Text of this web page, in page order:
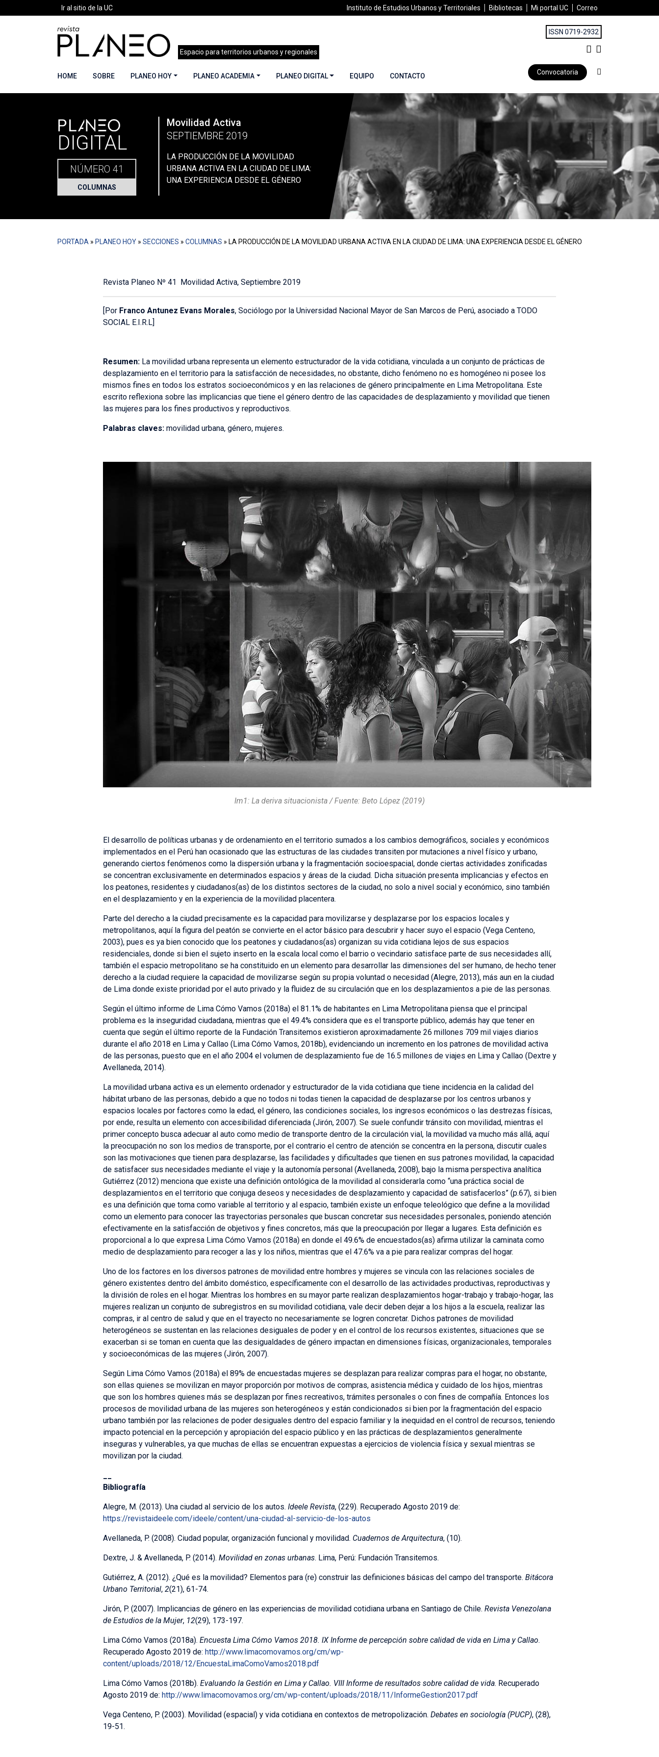
Ir al sitio de la UC Instituto de Estudios Urbanos y Territoriales Bibliotecas Mi portal UC Correo
Espacio para territorios urbanos y regionales
ISSN 0719-2932
HOME SOBRE PLANEO HOY PLANEO ACADEMIA PLANEO DIGITAL EQUIPO CONTACTO Convocatoria
Portada» Planeo Hoy Secciones»Columnas»LA PRODUCCIÓN DE LA MOVILIDAD URBANA ACTIVA EN LA CIUDAD DE LIMA: UNA EXPERIENCIA DESDE EL GÉNERO
PLANEO
DIGITAL
NÚMERO 41
COLUMNAS
Movilidad Activa
SEPTIEMBRE 2019
LA PRODUCCIÓN DE LA MOVILIDAD
URBANA ACTIVA EN LA CIUDAD DE LIMA:
UNA EXPERIENCIA DESDE EL GÉNERO
PORTADA » PLANEO HOY » SECCIONES » COLUMNAS » LA PRODUCCIÓN DE LA MOVILIDAD URBANA ACTIVA EN LA CIUDAD DE LIMA: UNA EXPERIENCIA DESDE EL GÉNERO
Revista Planeo Nº 41 Movilidad Activa, Septiembre 2019
[Por Franco Antunez Evans Morales, Sociólogo por la Universidad Nacional Mayor de San Marcos de Perú, asociado a TODO
SOCIAL E.I.R.L]
Resumen: La movilidad urbana representa un elemento estructurador de la vida cotidiana, vinculada a un conjunto de prácticas de
desplazamiento en el territorio para la satisfacción de necesidades, no obstante, dicho fenómeno no es homogéneo ni posee los
mismos fines en todos los estratos socioeconómicos y en las relaciones de género principalmente en Lima Metropolitana. Este
escrito reflexiona sobre las implicancias que tiene el género dentro de las capacidades de desplazamiento y movilidad que tienen
las mujeres para los fines productivos y reproductivos.
Palabras claves: movilidad urbana, género, mujeres.
Im1: La deriva situacionista / Fuente: Beto López (2019)
El desarrollo de políticas urbanas y de ordenamiento en el territorio sumados a los cambios demográficos, sociales y económicos
implementados en el Perú han ocasionado que las estructuras de las ciudades transiten por mutaciones a nivel físico y urbano,
generando ciertos fenómenos como la dispersión urbana y la fragmentación socioespacial, donde ciertas actividades zonificadas
se concentran exclusivamente en determinados espacios y áreas de la ciudad. Dicha situación presenta implicancias y efectos en
los peatones, residentes y ciudadanos(as) de los distintos sectores de la ciudad, no solo a nivel social y económico, sino también
en el desplazamiento y en la experiencia de la movilidad placentera.
Parte del derecho a la ciudad precisamente es la capacidad para movilizarse y desplazarse por los espacios locales y
metropolitanos, aquí la figura del peatón se convierte en el actor básico para descubrir y hacer suyo el espacio (Vega Centeno,
2003), pues es ya bien conocido que los peatones y ciudadanos(as) organizan su vida cotidiana lejos de sus espacios
residenciales, donde si bien el sujeto inserto en la escala local como el barrio o vecindario satisface parte de sus necesidades allí,
también el espacio metropolitano se ha constituido en un elemento para desarrollar las dimensiones del ser humano, de hecho tener
derecho a la ciudad requiere la capacidad de movilizarse según su propia voluntad o necesidad (Alegre, 2013), más aun en la ciudad
de Lima donde existe prioridad por el auto privado y la fluidez de su circulación que en los desplazamientos a pie de las personas.
Según el último informe de Lima Cómo Vamos (2018a) el 81.1% de habitantes en Lima Metropolitana piensa que el principal
problema es la inseguridad ciudadana, mientras que el 49.4% considera que es el transporte público, además hay que tener en
cuenta que según el último reporte de la Fundación Transitemos existieron aproximadamente 26 millones 709 mil viajes diarios
durante el año 2018 en Lima y Callao (Lima Cómo Vamos, 2018b), evidenciando un incremento en los patrones de movilidad activa
de las personas, puesto que en el año 2004 el volumen de desplazamiento fue de 16.5 millones de viajes en Lima y Callao (Dextre y
Avellaneda, 2014).
La movilidad urbana activa es un elemento ordenador y estructurador de la vida cotidiana que tiene incidencia en la calidad del
hábitat urbano de las personas, debido a que no todos ni todas tienen la capacidad de desplazarse por los centros urbanos y
espacios locales por factores como la edad, el género, las condiciones sociales, los ingresos económicos o las destrezas físicas,
por ende, resulta un elemento con accesibilidad diferenciada (Jirón, 2007). Se suele confundir tránsito con movilidad, mientras el
primer concepto busca adecuar al auto como medio de transporte dentro de la circulación vial, la movilidad va mucho más allá, aquí
la preocupación no son los medios de transporte, por el contrario el centro de atención se concentra en la persona, discutir cuales
son las motivaciones que tienen para desplazarse, las facilidades y dificultades que tienen en sus patrones movilidad, la capacidad
de satisfacer sus necesidades mediante el viaje y la autonomía personal (Avellaneda, 2008), bajo la misma perspectiva analítica
Gutiérrez (2012) menciona que existe una definición ontológica de la movilidad al considerarla como “una práctica social de
desplazamientos en el territorio que conjuga deseos y necesidades de desplazamiento y capacidad de satisfacerlos” (p.67), si bien
es una definición que toma como variable al territorio y al espacio, también existe un enfoque teleológico que define a la movilidad
como un elemento para conocer las trayectorias personales que buscan concretar sus necesidades personales, poniendo atención
efectivamente en la satisfacción de objetivos y fines concretos, más que la preocupación por llegar a lugares. Esta definición es
proporcional a lo que expresa Lima Cómo Vamos (2018a) en donde el 49.6% de encuestados(as) afirma utilizar la caminata como
medio de desplazamiento para recoger a las y los niños, mientras que el 47.6% va a pie para realizar compras del hogar.
Uno de los factores en los diversos patrones de movilidad entre hombres y mujeres se vincula con las relaciones sociales de
género existentes dentro del ámbito doméstico, específicamente con el desarrollo de las actividades productivas, reproductivas y
la división de roles en el hogar. Mientras los hombres en su mayor parte realizan desplazamientos hogar-trabajo y trabajo-hogar, las
mujeres realizan un conjunto de subregistros en su movilidad cotidiana, vale decir deben dejar a los hijos a la escuela, realizar las
compras, ir al centro de salud y que en el trayecto no necesariamente se logren concretar. Dichos patrones de movilidad
heterogéneos se sustentan en las relaciones desiguales de poder y en el control de los recursos existentes, situaciones que se
exacerban si se toman en cuenta que las desigualdades de género impactan en dimensiones físicas, organizacionales, temporales
y socioeconómicas de las mujeres (Jirón, 2007).
Según Lima Cómo Vamos (2018a) el 89% de encuestadas mujeres se desplazan para realizar compras para el hogar, no obstante,
son ellas quienes se movilizan en mayor proporción por motivos de compras, asistencia médica y cuidado de los hijos, mientras
que son los hombres quienes más se desplazan por fines recreativos, trámites personales o con fines de compañía. Entonces los
procesos de movilidad urbana de las mujeres son heterogéneos y están condicionados si bien por la fragmentación del espacio
urbano también por las relaciones de poder desiguales dentro del espacio familiar y la inequidad en el control de recursos, teniendo
impacto potencial en la percepción y apropiación del espacio público y en las prácticas de desplazamientos generalmente
inseguras y vulnerables, ya que muchas de ellas se encuentran expuestas a ejercicios de violencia física y sexual mientras se
movilizan por la ciudad.
Bibliografía
Alegre, M. (2013). Una ciudad al servicio de los autos. Ideele Revista, (229). Recuperado Agosto 2019 de:
https://revistaideele.com/ideele/content/una-ciudad-al-servicio-de-los-autos
Avellaneda, P. (2008). Ciudad popular, organización funcional y movilidad. Cuadernos de Arquitectura, (10).
Dextre, J. & Avellaneda, P. (2014). Movilidad en zonas urbanas. Lima, Perú: Fundación Transitemos.
Gutiérrez, A. (2012). ¿Qué es la movilidad? Elementos para (re) construir las definiciones básicas del campo del transporte. Bitácora
Urbano Territorial, 2(21), 61-74.
Jirón, P. (2007). Implicancias de género en las experiencias de movilidad cotidiana urbana en Santiago de Chile. Revista Venezolana
de Estudios de la Mujer, 12(29), 173-197.
Lima Cómo Vamos (2018a). Encuesta Lima Cómo Vamos 2018. IX Informe de percepción sobre calidad de vida en Lima y Callao.
Recuperado Agosto 2019 de: http://www.limacomovamos.org/cm/wp-
content/uploads/2018/12/EncuestaLimaComoVamos2018.pdf
Lima Cómo Vamos (2018b). Evaluando la Gestión en Lima y Callao. VIII Informe de resultados sobre calidad de vida. Recuperado
Agosto 2019 de: http://www.limacomovamos.org/cm/wp-content/uploads/2018/11/InformeGestion2017.pdf
Vega Centeno, P. (2003). Movilidad (espacial) y vida cotidiana en contextos de metropolización. Debates en sociología (PUCP), (28),
19-51.